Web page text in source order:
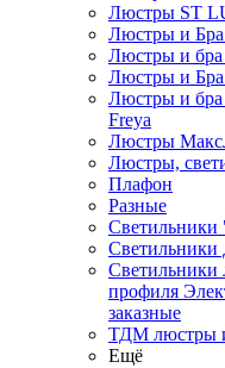
Люстры ST
Люстры и
Люстры и
Люстры и Бра
Люстры и
Freya
Люстры
Люстры,
Плафон
Разные
Светильники
Светильники
профиля
заказные
ТДМ люстры
Ещё